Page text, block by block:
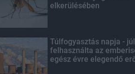
elkerülésében
Túlfogyasztás napja -
felhasználta az
egész évre elegendő